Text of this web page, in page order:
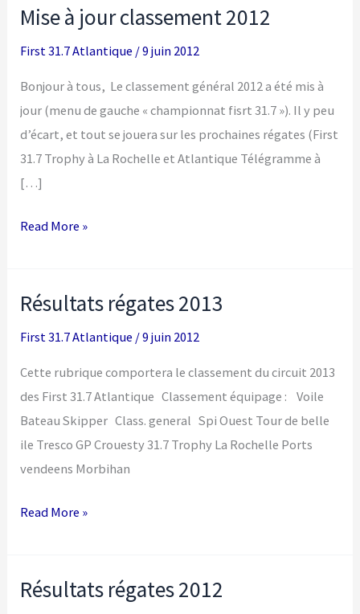
Mise à jour classement 2012
First 31.7 Atlantique /9 juin 2012
Bonjour à tous, Le classement général 2012 a été mis à
jour (menu de gauche « championnat fisrt 31.7 »). Il y peu
d’écart, et tout se jouera sur les prochaines régates (First
31.7 Trophy à La Rochelle et Atlantique Télégramme à
[…]
Mise
classement
Read More »
Résultats régates 2013
First 31.7 Atlantique /9 juin 2012
Cette rubrique comportera le classement du circuit 2013
des First 31.7 Atlantique Classement équipage : Voile
Bateau Skipper Class. general Spi Ouest Tour de belle
ile Tresco GP Crouesty 31.7 Trophy La Rochelle Ports
vendeens Morbihan
Résultats
Read More »
Résultats régates 2012